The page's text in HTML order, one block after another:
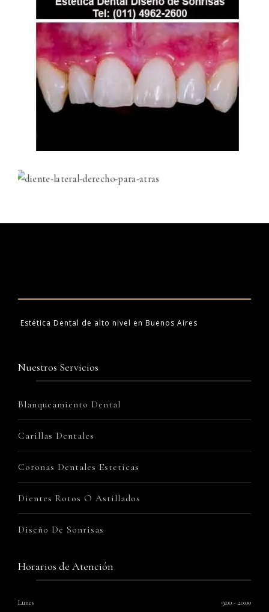
Estética Dental de alto nivel en Buenos Aires
Nuestros Servicios
Blanqueamiento Dental
Carillas Dentales
Coronas Dentales Esteticas
Dientes Rotos O Astillados
Diseño De Sonrisas
Horarios de Atención
Lunes 9:00 - 20:00